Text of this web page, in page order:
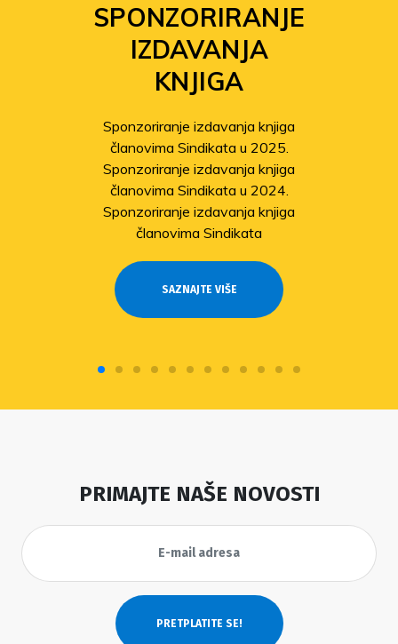
SPONZORIRANJE
IZDAVANJA
KNJIGA
Sponzoriranje izdavanja knjiga
članovima Sindikata u 2025.
Sponzoriranje izdavanja knjiga
članovima Sindikata u 2024.
Sponzoriranje izdavanja knjiga
članovima Sindikata
SAZNAJTE VIŠE
PRIMAJTE NAŠE NOVOSTI